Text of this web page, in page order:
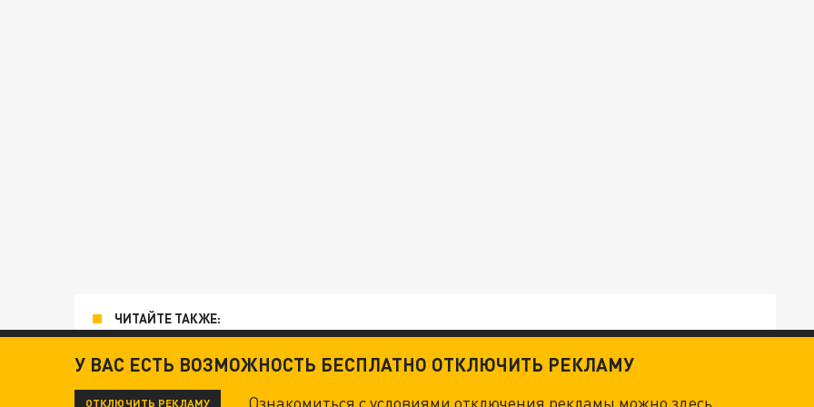
ЧИТАЙТЕ ТАКЖЕ:
ТЕХНОФАШИСТЫ XXI ВЕКА
У ВАС ЕСТЬ ВОЗМОЖНОСТЬ БЕСПЛАТНО ОТКЛЮЧИТЬ РЕКЛАМУ
ОТКЛЮЧИТЬ РЕКЛАМУ Ознакомиться с условиями отключения рекламы можноздесь